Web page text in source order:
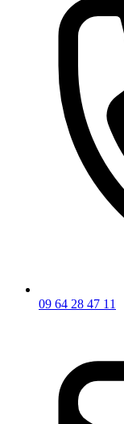
09 64 28 47 11